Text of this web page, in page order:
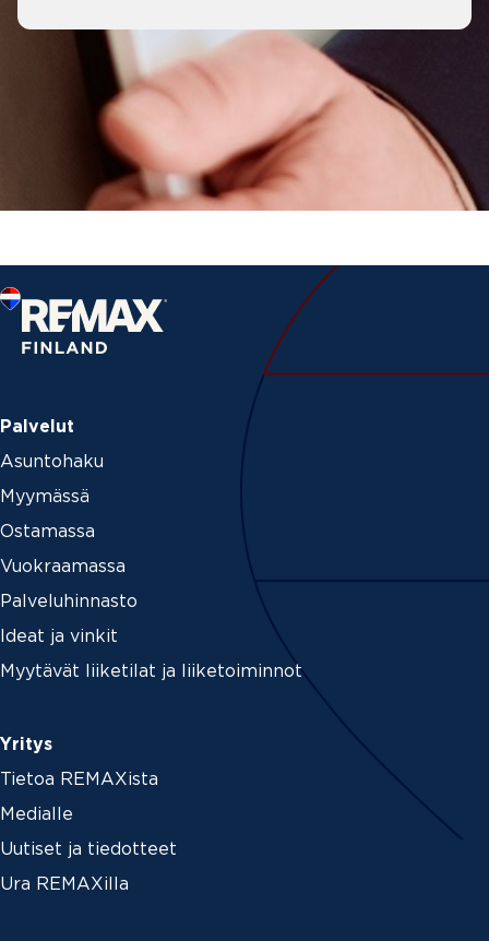
Palvelut
Asuntohaku
Myymässä
Ostamassa
Vuokraamassa
Palveluhinnasto
Ideat ja vinkit
Myytävät liiketilat ja liiketoiminnot
Yritys
Tietoa REMAXista
Medialle
Uutiset ja tiedotteet
Ura REMAXilla